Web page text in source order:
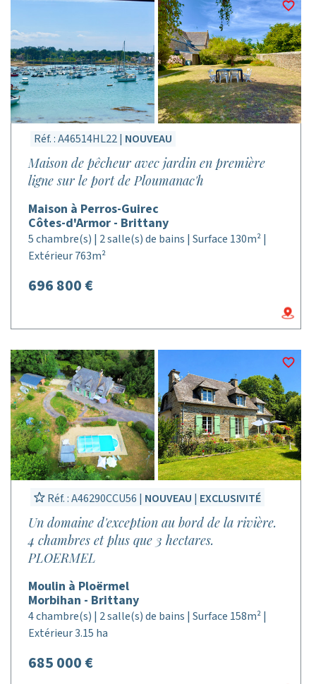
Réf. : A46514HL22 | NOUVEAU
Maison de pêcheur avec jardin en première
ligne sur le port de Ploumanac'h
Maison à Perros-Guirec
Côtes-d'Armor - Brittany
5 chambre(s) | 2 salle(s) de bains | Surface 130m² |
Extérieur 763m²
696 800 €
Réf. : A46290CCU56 | NOUVEAU | EXCLUSIVITÉ
Un domaine d'exception au bord de la rivière.
4 chambres et plus que 3 hectares.
PLOERMEL
Moulin à Ploërmel
Morbihan - Brittany
4 chambre(s) | 2 salle(s) de bains | Surface 158m² |
Extérieur 3.15 ha
685 000 €